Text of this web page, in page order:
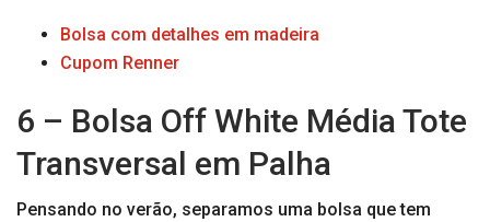
Bolsa com detalhes em madeira
Cupom Renner
6 – Bolsa Off White Média Tote
Transversal em Palha
Pensando no verão, separamos uma bolsa que tem